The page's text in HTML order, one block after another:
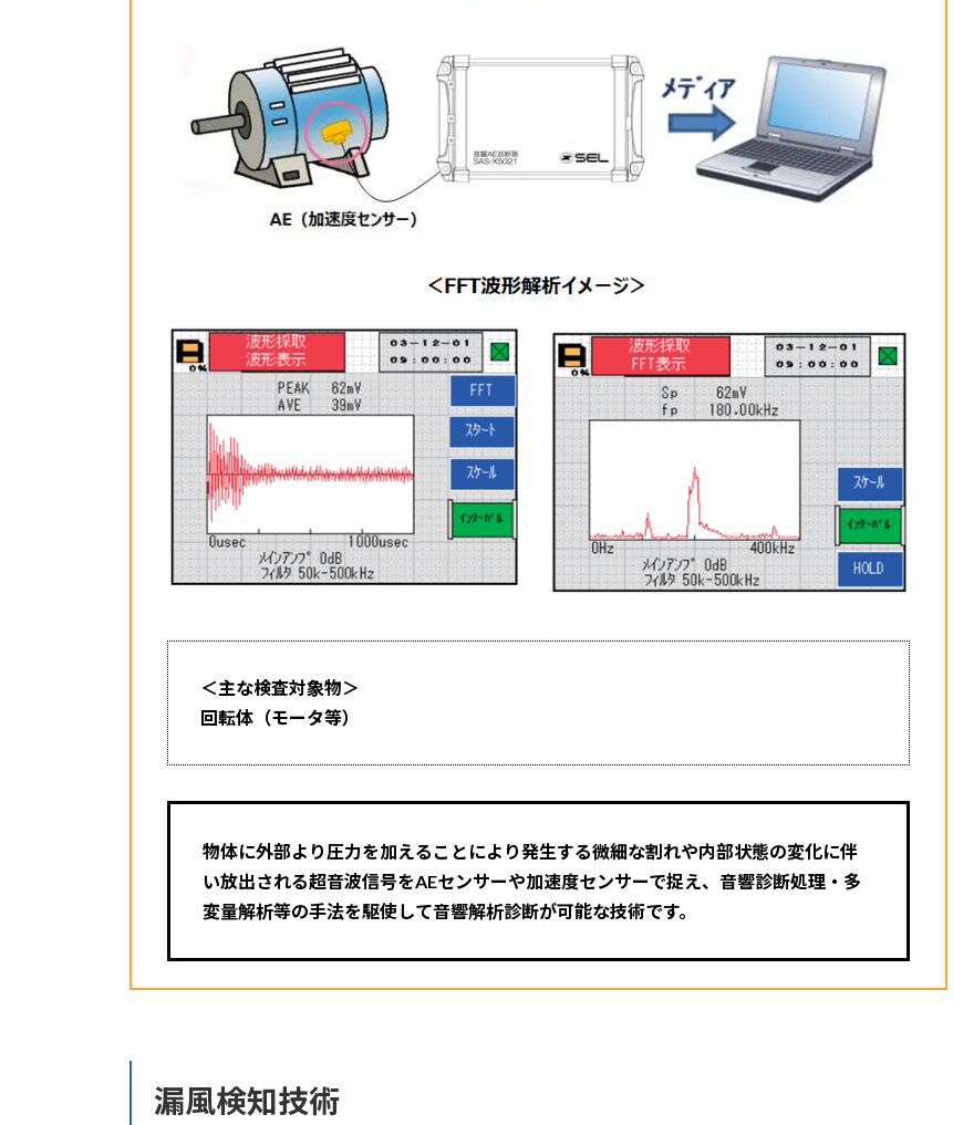
＜主な検査対象物＞
回転体（モータ等）
物体に外部より圧力を加えることにより発生する微細な割れや内部状態の変化に伴
い放出される超音波信号をAEセンサーや加速度センサーで捉え、音響診断処理・多
変量解析等の手法を駆使して音響解析診断が可能な技術です。
漏風検知技術